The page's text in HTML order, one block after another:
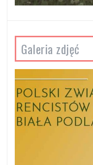
Galeria zdjęć